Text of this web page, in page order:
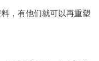
，有他们就可以再重塑